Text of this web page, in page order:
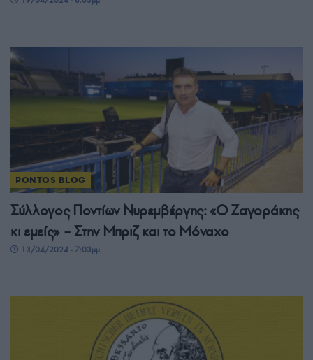
PONTOS BLOG
Σύλλογος Ποντίων Νυρεμβέργης: «Ο Ζαγοράκης
κι εμείς» – Στην Μπριζ και το Μόναχο
13/04/2024 - 7:03μμ